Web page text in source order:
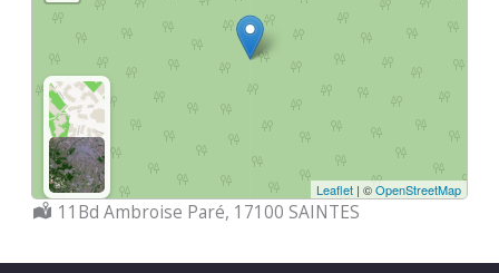
Leaflet | ©OpenStreetMap
Localisation :
11Bd Ambroise Paré, 17100 SAINTES